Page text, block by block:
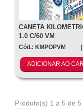
CANETA
1.0 C/60 VM
Cód.: KMPOPVM
ADICIONAR AO
Produto(s) 1 a 5 de 5